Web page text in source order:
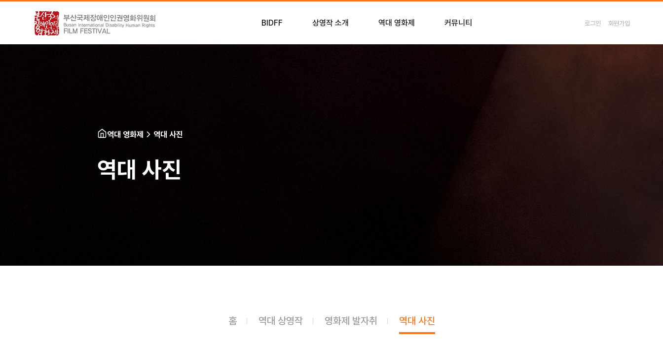
BIDFF 상영작 소개 역대 영화제 커뮤니티 로그인 회원가입
역대 영화제 역대 사진
역대 사진
홈 역대 상영작 영화제 발자취 역대 사진